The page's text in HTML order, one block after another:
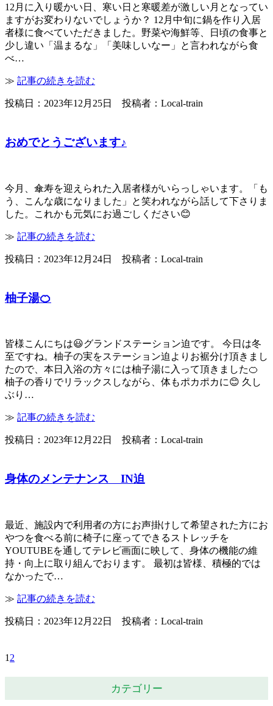
12月に入り暖かい日、寒い日と寒暖差が激しい月となってい
ますがお変わりないでしょうか？ 12月中旬に鍋を作り入居
者様に食べていただきました。野菜や海鮮等、日頃の食事と
少し違い「温まるな」「美味しいなー」と言われながら食
べ…
≫ 記事の続きを読む
投稿日：2023年12月25日 投稿者：Local-train
おめでとうございます♪
今月、傘寿を迎えられた入居者様がいらっしゃいます。「も
う、こんな歳になりました」と笑われながら話して下さりま
した。これかも元気にお過ごしください😊
≫ 記事の続きを読む
投稿日：2023年12月24日 投稿者：Local-train
柚子湯🍊
皆様こんにちは😃グランドステーション迫です。 今日は冬
至ですね。柚子の実をステーション迫よりお裾分け頂きまし
たので、本日入浴の方々には柚子湯に入って頂きました🍊
柚子の香りでリラックスしながら、体もポカポカに😊 久し
ぶり…
≫ 記事の続きを読む
投稿日：2023年12月22日 投稿者：Local-train
身体のメンテナンス IN迫
最近、施設内で利用者の方にお声掛けして希望された方にお
やつを食べる前に椅子に座ってできるストレッチを
YOUTUBEを通してテレビ画面に映して、身体の機能の維
持・向上に取り組んでおります。 最初は皆様、積極的では
なかったで…
≫ 記事の続きを読む
投稿日：2023年12月22日 投稿者：Local-train
1 2
カテゴリー